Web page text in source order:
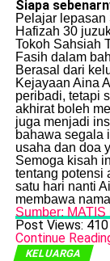
Siapa
Pelajar
Hafizah 30
Tokoh Sahsiah
Fasih dalam
Berasal dari
Kejayaan Aina
peribadi, tetapi
akhirat boleh
juga menjadi
bahawa segala
usaha dan doa
Semoga kisah
tentang potensi
satu hari nanti
membawa
Sumber:
Post Views: 410
Continue
KELUARGA